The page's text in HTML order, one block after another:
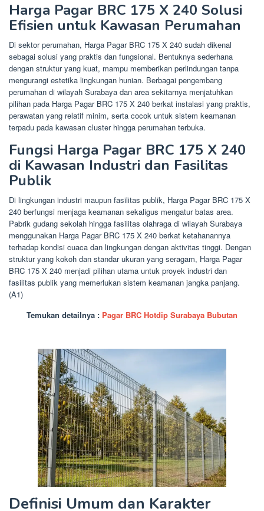
Harga Pagar BRC 175 X 240 Solusi
Efisien untuk Kawasan Perumahan
Di sektor perumahan, Harga Pagar BRC 175 X 240 sudah dikenal
sebagai solusi yang praktis dan fungsional. Bentuknya sederhana
dengan struktur yang kuat, mampu memberikan perlindungan tanpa
mengurangi estetika lingkungan hunian. Berbagai pengembang
perumahan di wilayah Surabaya dan area sekitarnya menjatuhkan
pilihan pada Harga Pagar BRC 175 X 240 berkat instalasi yang praktis,
perawatan yang relatif minim, serta cocok untuk sistem keamanan
terpadu pada kawasan cluster hingga perumahan terbuka.
Fungsi Harga Pagar BRC 175 X 240
di Kawasan Industri dan Fasilitas
Publik
Di lingkungan industri maupun fasilitas publik, Harga Pagar BRC 175 X
240 berfungsi menjaga keamanan sekaligus mengatur batas area.
Pabrik gudang sekolah hingga fasilitas olahraga di wilayah Surabaya
menggunakan Harga Pagar BRC 175 X 240 berkat ketahanannya
terhadap kondisi cuaca dan lingkungan dengan aktivitas tinggi. Dengan
struktur yang kokoh dan standar ukuran yang seragam, Harga Pagar
BRC 175 X 240 menjadi pilihan utama untuk proyek industri dan
fasilitas publik yang memerlukan sistem keamanan jangka panjang.
(A1)
Temukan detailnya : Pagar BRC Hotdip Surabaya Bubutan
Definisi Umum dan Karakter